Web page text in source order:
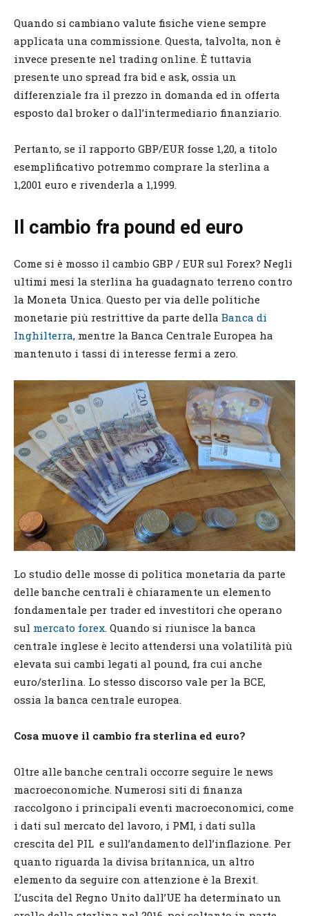
Quando si cambiano valute fisiche viene sempre
applicata una commissione. Questa, talvolta, non è
invece presente nel trading online. È tuttavia
presente uno spread fra bid e ask, ossia un
differenziale fra il prezzo in domanda ed in offerta
esposto dal broker o dall’intermediario finanziario.
Pertanto, se il rapporto GBP/EUR fosse 1,20, a titolo
esemplificativo potremmo comprare la sterlina a
1,2001 euro e rivenderla a 1,1999.
Il cambio fra pound ed euro
Come si è mosso il cambio GBP / EUR sul Forex? Negli
ultimi mesi la sterlina ha guadagnato terreno contro
la Moneta Unica. Questo per via delle politiche
monetarie più restrittive da parte della Banca di
Inghilterra, mentre la Banca Centrale Europea ha
mantenuto i tassi di interesse fermi a zero.
Lo studio delle mosse di politica monetaria da parte
delle banche centrali è chiaramente un elemento
fondamentale per trader ed investitori che operano
sul mercato forex. Quando si riunisce la banca
centrale inglese è lecito attendersi una volatilità più
elevata sui cambi legati al pound, fra cui anche
euro/sterlina. Lo stesso discorso vale per la BCE,
ossia la banca centrale europea.
Cosa muove il cambio fra sterlina ed euro?
Oltre alle banche centrali occorre seguire le news
macroeconomiche. Numerosi siti di finanza
raccolgono i principali eventi macroeconomici, come
i dati sul mercato del lavoro, i PMI, i dati sulla
crescita del PIL e sull’andamento dell’inflazione. Per
quanto riguarda la divisa britannica, un altro
elemento da seguire con attenzione è la Brexit.
L’uscita del Regno Unito dall’UE ha determinato un